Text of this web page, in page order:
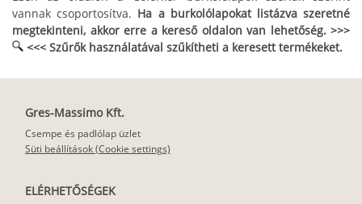
vannak csoportosítva. Ha a burkolólapokat listázva szeretné
megtekinteni, akkor erre a kereső oldalon van lehetőség. >>>
<<< Szűrők használatával szűkítheti a keresett termékeket.
Gres-Massimo Kft.
Csempe és padlólap üzlet
Süti beállítások (Cookie settings)
ELÉRHETŐSÉGEK